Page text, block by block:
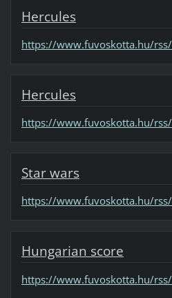
Hercules
https://www.fuvoskotta.hu/
Hercules
https://www.fuvoskotta.hu/
Star wars
https://www.fuvoskotta.hu/
Hungarian score
https://www.fuvoskotta.hu/